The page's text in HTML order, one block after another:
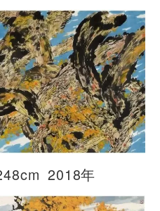
2018年